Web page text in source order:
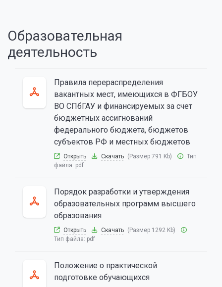
Образовательная
деятельность
Правила перераспределения
вакантных мест, имеющихся в ФГБОУ
ВО СПбГАУ и финансируемых за счет
бюджетных ассигнований
федерального бюджета, бюджетов
субъектов РФ и местных бюджетов
Открыть Скачать (Размер 791 Kb)
Тип
файла: pdf
Порядок разработки и утверждения
образовательных программ высшего
образования
Открыть Скачать (Размер 1292 Kb)
Тип файла: pdf
Положение о практической
подготовке обучающихся